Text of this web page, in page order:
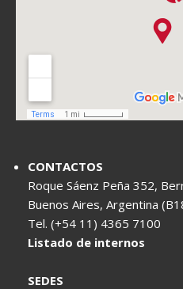
CONTACTOS
Roque Sáenz Peña 352,
Buenos Aires, Argentina
Tel. (+54 11) 4365
Listado de internos
SEDES